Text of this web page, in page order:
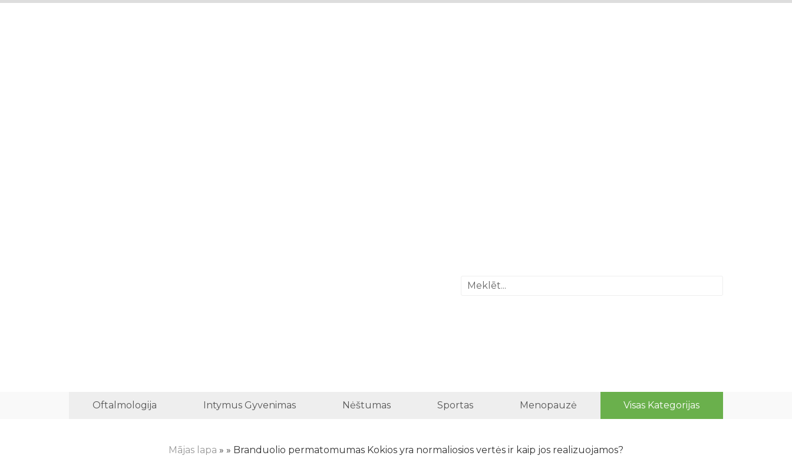
Oftalmologija Intymus Gyvenimas Nėštumas Sportas Menopauzė Visas Kategorijas
Mājas lapa » » Branduolio permatomumas Kokios yra normaliosios vertės ir kaip jos realizuojamos?